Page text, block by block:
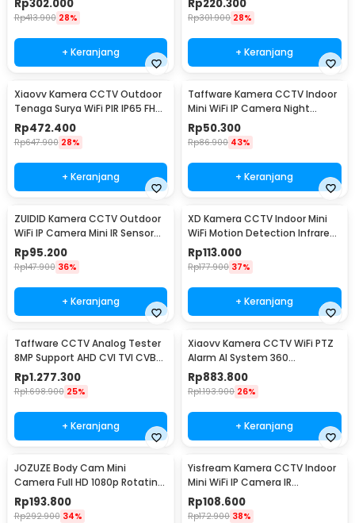
XVV-3130S-BM-C1
Rp302.000
Rp413.900 28%
+ Keranjang
3630S-Q2
Rp220.300
Rp301.900 28%
+ Keranjang
Xiaovv Kamera CCTV Outdoor
Tenaga Surya WiFi PIR IP65 FHD
2MP 1080P - XVV-1120S-P6 Pro
Rp472.400
Rp647.900 28%
+ Keranjang
Taffware Kamera CCTV Indoor
Mini WiFi IP Camera Night
Vision 2MP 1080P - A9NV
Rp50.300
Rp86.900 43%
+ Keranjang
ZUIDID Kamera CCTV Outdoor
WiFi IP Camera Mini IR Sensor
1MP 720P - X10
Rp95.200
Rp147.900 36%
+ Keranjang
XD Kamera CCTV Indoor Mini
WiFi Motion Detection Infrared
2MP 1080P - X15
Rp113.000
Rp177.900 37%
+ Keranjang
Taffware CCTV Analog Tester
8MP Support AHD CVI TVI CVBS
HDMI VGA - IV8W
Rp1.277.300
Rp1.698.900 25%
+ Keranjang
Xiaovv Kamera CCTV WiFi PTZ
Alarm AI System 360
Panoramic 2K 5MP H.265 - Q11
Rp883.800
Rp1.193.900 26%
+ Keranjang
JOZUZE Body Cam Mini
Camera Full HD 1080p Rotating
Lens 1000mAh - L11
Rp193.800
Rp292.900 34%
Yisfream Kamera CCTV Indoor
Mini WiFi IP Camera IR
Detection 1MP 480P - Y-36
Rp108.600
Rp172.900 38%